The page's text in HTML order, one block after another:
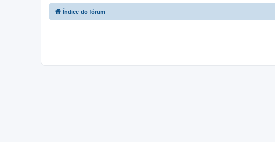
Índice do fórum